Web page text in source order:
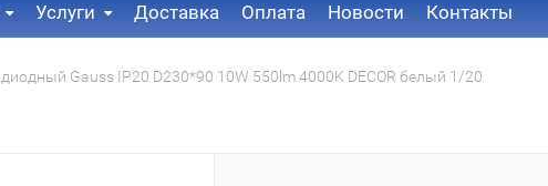
Услуги Доставка Оплата Новости Контакты
Gauss IP20 D230*90 10W 550lm 4000K DECOR белый 1/20